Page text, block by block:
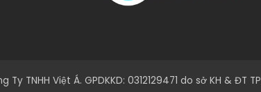
TNHH Việt Á. GPDKKD: 0312129471 do sở KH & ĐT